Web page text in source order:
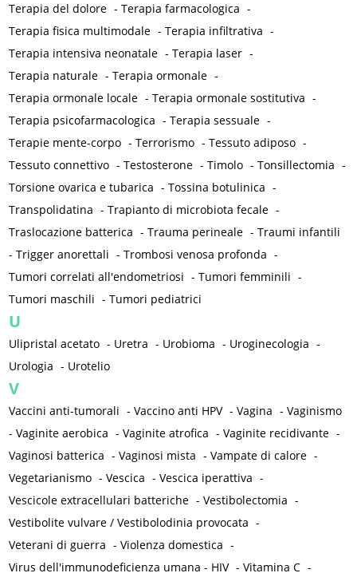
Terapia del dolore -Terapia farmacologica -
Terapia fisica multimodale -Terapia infiltrativa -
Terapia intensiva neonatale -Terapia laser -
Terapia naturale -Terapia ormonale -
Terapia ormonale locale -Terapia ormonale sostitutiva -
Terapia psicofarmacologica -Terapia sessuale -
Terapie mente-corpo -Terrorismo -Tessuto adiposo -
Tessuto connettivo -Testosterone -Timolo -Tonsillectomia -
Torsione ovarica e tubarica -Tossina botulinica -
Transpolidatina -Trapianto di microbiota fecale -
Traslocazione batterica -Trauma perineale -Traumi infantili
-Trigger anorettali -Trombosi venosa profonda -
Tumori correlati all'endometriosi -Tumori femminili -
Tumori maschili -Tumori pediatrici
U
Ulipristal acetato - Uretra - Urobioma - Uroginecologia -
Urologia - Urotelio
V
Vaccini anti-tumorali -Vaccino anti HPV -Vagina -Vaginismo
-Vaginite aerobica -Vaginite atrofica -Vaginite recidivante -
Vaginosi batterica -Vaginosi mista -Vampate di calore -
Vegetarianismo -Vescica -Vescica iperattiva -
Vescicole extracellulari batteriche -Vestibolectomia -
Vestibolite vulvare / Vestibolodinia provocata -
Veterani di guerra -Violenza domestica -
Virus dell'immunodeficienza umana - HIV -Vitamina C -